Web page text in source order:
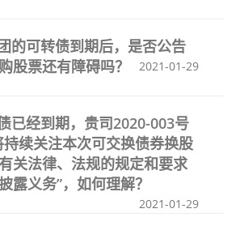
的可转债到期后，是否公告
股票还有障碍吗？
2021-01-29
已经到期，贵司2020-003号
持续关注本次可交换债券换股
关法律、法规的规定和要求
露义务”，如何理解？
2021-01-29